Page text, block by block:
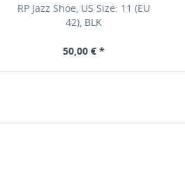
RP Jazz Shoe, US Size: 11 (EU
42), BLK
50,00 € *